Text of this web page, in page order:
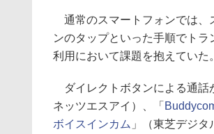
通常のスマートフォンでは、
ンのタップといった手順でト
利用において課題を抱えていた
ダイレクトボタンによる通話
ネッツエスアイ）、「
ボイスインカム 」（東芝デジ